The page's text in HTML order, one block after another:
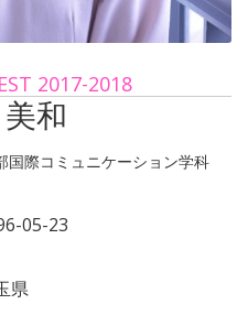
2017-2018
和
国際コミュニケーション学科
05-23
県